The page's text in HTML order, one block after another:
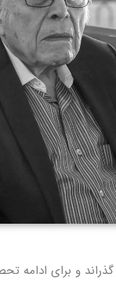
اصفهان گذراند و برای